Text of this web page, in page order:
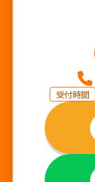
受付時間